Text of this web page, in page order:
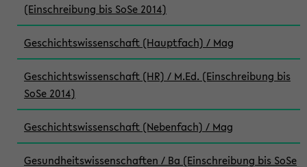
(Einschreibung bis SoSe 2014)
Geschichtswissenschaft (Hauptfach) / Mag
Geschichtswissenschaft (HR) / M.Ed. (Einschreibung bis
SoSe 2014)
Geschichtswissenschaft (Nebenfach) / Mag
Gesundheitswissenschaften / Ba (Einschreibung bis SoSe